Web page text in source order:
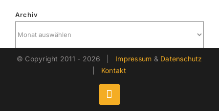
Archiv
© Copyright 2011 - 2026 | Impressum & Datenschutz
Kontakt
LinkedIn